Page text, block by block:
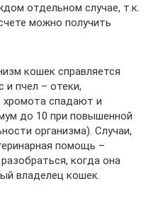
отдельном случае, т.к.
можно получить
кошек справляется
и пчел – отеки,
хромота спадают и
до 10 при повышенной
организма). Случаи,
помощь –
когда она
владелец кошек.